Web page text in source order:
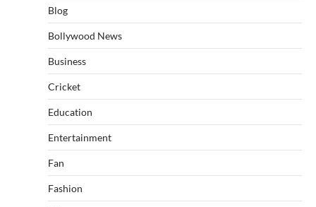
Blog
Bollywood News
Business
Cricket
Education
Entertainment
Fan
Fashion